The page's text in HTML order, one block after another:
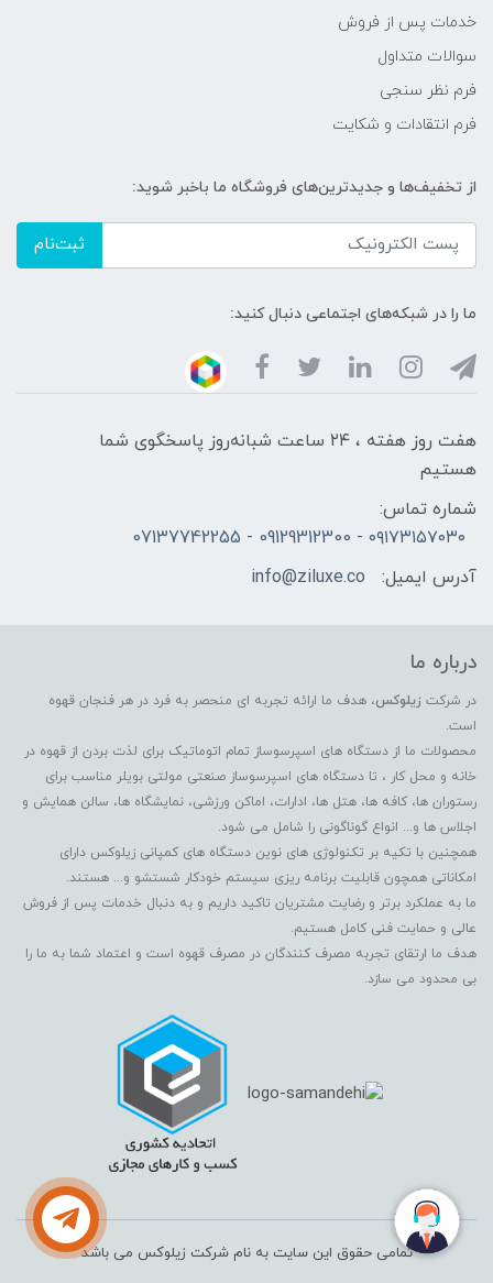
خدمات پس از فروش
سوالات متداول
فرم نظر سنجی
فرم انتقادات و شکایت
از تخفیف‌ها و جدیدترین‌های فروشگاه ما باخبر شوید:
ثبت‌نام
ما را در شبکه‌های اجتماعی دنبال کنید:
هفت روز هفته ، ۲۴ ساعت شبانه‌روز پاسخگوی شما
هستیم
شماره تماس:
۰۹۱۷۳۱۵۷۰۳۰ - 09129312300 - 07137742255
آدرس ایمیل:
info@ziluxe.co
درباره ما
در شرکت زیلوکس، هدف ما ارائه تجربه ای منحصر به فرد در هر فنجان قهوه
است.
محصولات ما از دستگاه های اسپرسوساز تمام اتوماتیک برای لذت بردن از قهوه در
خانه و محل کار ، تا دستگاه های اسپرسوساز صنعتی مولتی بویلر مناسب برای
رستوران ها، کافه ها، هتل ها، ادارات، اماکن ورزشی، نمایشگاه ها، سالن همایش و
اجلاس ها و... انواع گوناگونی را شامل می شود.
همچنین با تکیه بر تکنولوژی های نوین دستگاه های کمپانی زیلوکس دارای
امکاناتی همچون قابلیت برنامه ریزی سیستم خودکار شستشو و... هستند.
ما به عملکرد برتر و رضایت مشتریان تاکید داریم و به دنبال خدمات پس از فروش
عالی و حمایت فنی کامل هستیم.
هدف ما ارتقای تجربه مصرف کنندگان در مصرف قهوه است و اعتماد شما به ما را
بی محدود می سازد.
تمامی حقوق این سایت به نام شرکت زیلوکس می باشد